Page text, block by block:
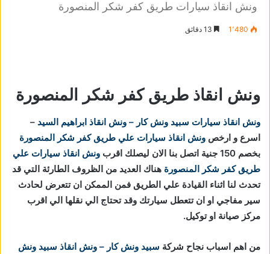
ونش انقاذ سيارات طريق كفر شكر المنصورة
1٬480
ونش انقاذ طريق كفر شكر المنصورة
ونش انقاذ سيارات سبيد ونش كار – ونش انقاذ ابراهيم السيد –
اسرع و ارخص ونش انقاذ سيارات علي طريق كفر شكر المنصورة
بخصم 150 جنية اتصل بنا الان ليصلك اقرب
ونش انقاذ سيارات علي
طريق كفر شكر المنصورة هناك العديد من الظروف الطارئة التي قد
تحدث لنا اثناء القيادة علي الطريق فمن الممكن ان تتعرض لحادث
سير مفاجي او ان تتعطل سيارتك وقد تحتاج الي نقلها الي اقرب
مركز صيانة او توكيل.
من اهم اسباب نجاح شركة سبيد ونش كار – ونش انقاذ سبيد ونش